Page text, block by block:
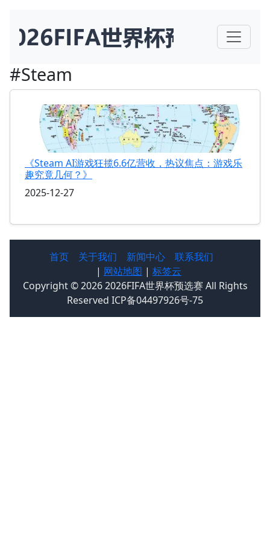
#Steam
《Steam AI游戏狂揽6.6亿营收，热议焦点：游戏乐
趣究竟几何？》
2025-12-27
首页 关于我们 新闻中心
联系我们
| 网站地图 | 标签云
Copyright © 2026 2026FIFA世界杯预选赛 All Rights
Reserved ICP备04497926号-75